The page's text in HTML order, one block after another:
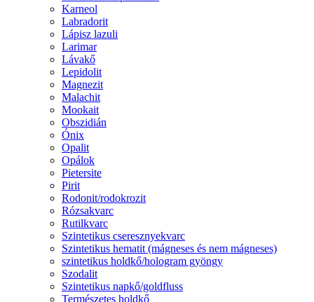
Karneol
Labradorit
Lápisz lazuli
Larimar
Lávakő
Lepidolit
Magnezit
Malachit
Mookait
Obszidián
Ónix
Opalit
Opálok
Pietersite
Pirit
Rodonit/rodokrozit
Rózsakvarc
Rutilkvarc
Szintetikus cseresznyekvarc
Szintetikus hematit (mágneses és nem mágneses)
szintetikus holdkő/hologram gyöngy
Szodalit
Szintetikus napkő/goldfluss
Természetes holdkő